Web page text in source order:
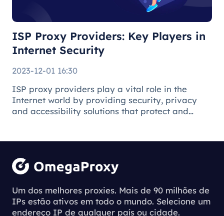
ISP Proxy Providers: Key Players in
Internet Security
2023-12-01 16:30
ISP proxy providers play a vital role in the
Internet world by providing security, privacy
and accessibility solutions that protect and
Understanding
the Process of
Downloading
Um dos melhores proxies. Mais de 90 milhões de
IPs estão ativos em todo o mundo. Selecione um
endereço IP de qualquer país ou cidade.